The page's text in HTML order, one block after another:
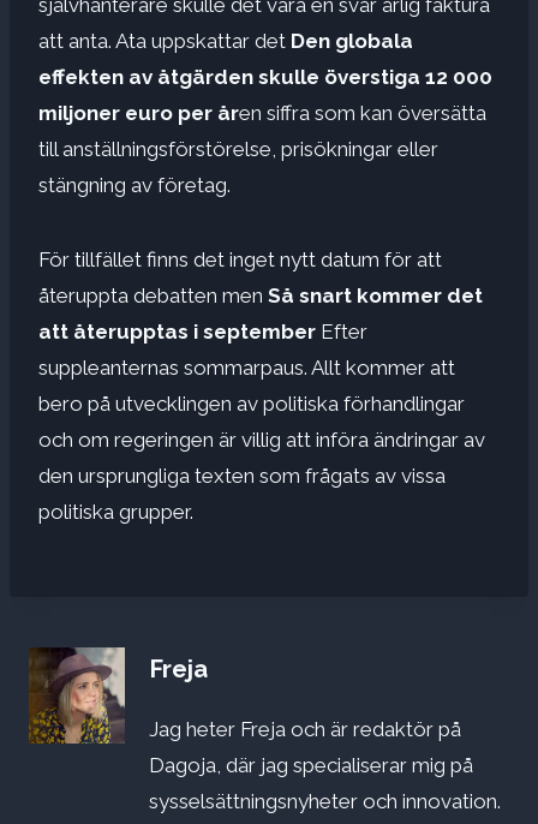
att anta. Ata uppskattar det Den globala
effekten av åtgärden skulle överstiga 12 000
miljoner euro per åren siffra som kan översätta
till anställningsförstörelse, prisökningar eller
stängning av företag.
För tillfället finns det inget nytt datum för att
återuppta debatten men Så snart kommer det
att återupptas i september Efter
suppleanternas sommarpaus. Allt kommer att
bero på utvecklingen av politiska förhandlingar
och om regeringen är villig att införa ändringar av
den ursprungliga texten som frågats av vissa
politiska grupper.
Freja
Jag heter Freja och är redaktör på
Dagoja, där jag specialiserar mig på
sysselsättningsnyheter och innovation.